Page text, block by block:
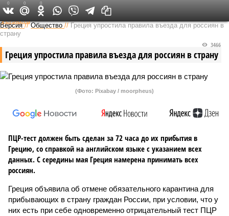
Федеральный выпуск
Версия //Общество //Греция упростила правила въезда для россиян в
страну
Греция упростила правила въезда для россиян в страну
3466
(Фото: Pixabay / moorpheus)
ПЦР-тест должен быть сделан за 72 часа до их прибытия в
Грецию, со справкой на английском языке с указанием всех
данных. С середины мая Греция намерена принимать всех
россиян.
Греция объявила об отмене обязательного карантина для
прибывающих в страну граждан России, при условии, что у
них есть при себе одновременно отрицательный тест ПЦР
0 0 0